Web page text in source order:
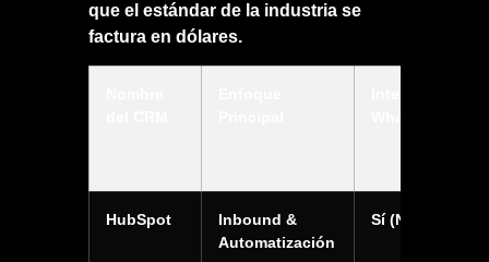
que el estándar de la industria se
factura en dólares.
HubSpot
Inbound &
Automatización
Sí (Nativa/API)